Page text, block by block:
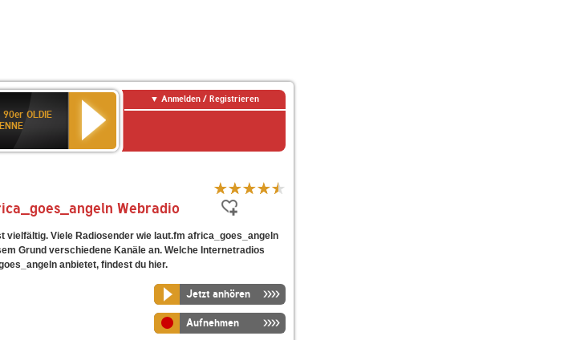
OLDIE
Anmelden / Registrieren
Webradio
vielfältig. Viele Radiosender wie laut.fm africa_goes_angeln
Grund verschiedene Kanäle an. Welche Internetradios
anbietet, findest du hier.
Jetzt anhören
Aufnehmen